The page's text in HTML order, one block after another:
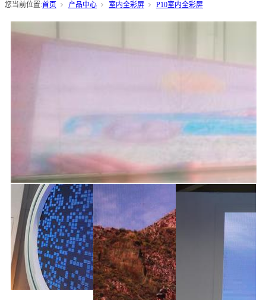
您当前位置:首页 产品中心 室内全彩屏 P10室内全彩屏